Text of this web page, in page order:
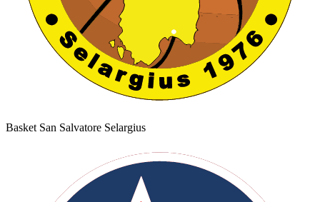
Basket San Salvatore Selargius